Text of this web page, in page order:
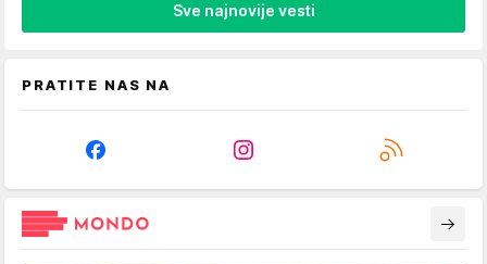
Sve najnovije vesti
PRATITE NAS NA